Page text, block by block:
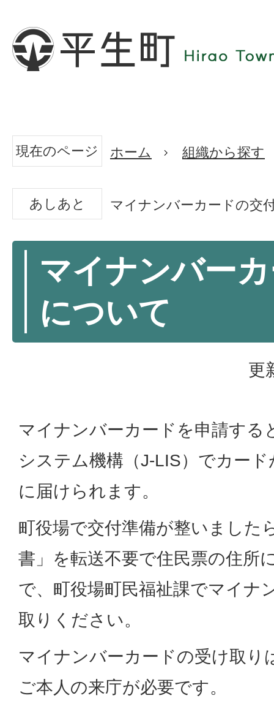
現在のページ ホーム 組織から探す
あしあと マイナンバーカードの交
マイナンバー
について
更
マイナンバーカードを申請する
システム機構（‎J-LIS）でカー
に届けられます。
町役場で交付準備が整いました
書」を転送不要で住民票の住所
で、町役場町民福祉課でマイナ
取りください。
マイナンバーカードの受け取り
ご本人の来庁が必要です。